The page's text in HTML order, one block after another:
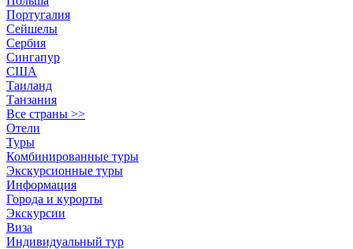
Португалия
Сейшелы
Сербия
Сингапур
США
Таиланд
Танзания
Все страны >>
Отели
Туры
Комбинированные туры
Экскурсионные туры
Информация
Города и курорты
Экскурсии
Виза
Индивидуальный тур